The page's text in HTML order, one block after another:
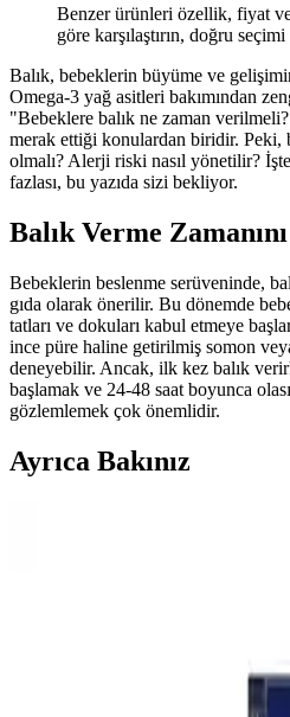
Benzer ürünleri özellik, fiyat ve
göre karşılaştırın, doğru seçimi
Balık, bebeklerin büyüme ve
Omega-3 yağ asitleri bakımından
"Bebeklere balık ne zaman
merak ettiği konulardan biridir. Peki,
olmalı? Alerji riski nasıl yönetilir?
fazlası, bu yazıda sizi bekliyor.
Balık Verme
Bebeklerin beslenme serüveninde,
gıda olarak önerilir. Bu dönemde
tatları ve dokuları kabul etmeye
ince püre haline getirilmiş somon
deneyebilir. Ancak, ilk kez balık
başlamak ve 24-48 saat boyunca
gözlemlemek çok önemlidir.
Ayrıca Bakınız
En İyi Bebek Gaz İlacı